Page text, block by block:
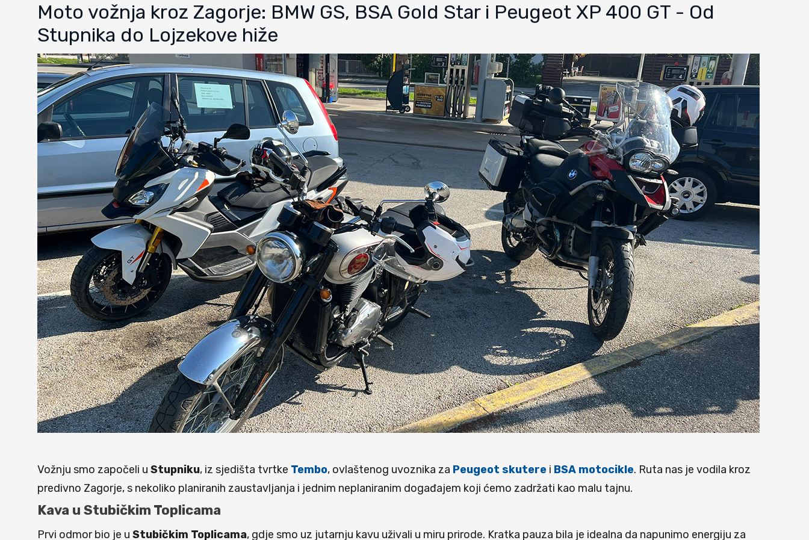
Moto vožnja kroz Zagorje: BMW GS, BSA Gold Star i Peugeot XP 400 GT - Od
Stupnika do Lojzekove hiže
Vožnju smo započeli u Stupniku, iz sjedišta tvrtke Tembo, ovlaštenog uvoznika za Peugeot skutere i BSA motocikle. Ruta nas je vodila kroz
predivno Zagorje, s nekoliko planiranih zaustavljanja i jednim neplaniranim događajem koji ćemo zadržati kao malu tajnu.
Kava u Stubičkim Toplicama
Prvi odmor bio je u Stubičkim Toplicama, gdje smo uz jutarnju kavu uživali u miru prirode. Kratka pauza bila je idealna da napunimo energiju za